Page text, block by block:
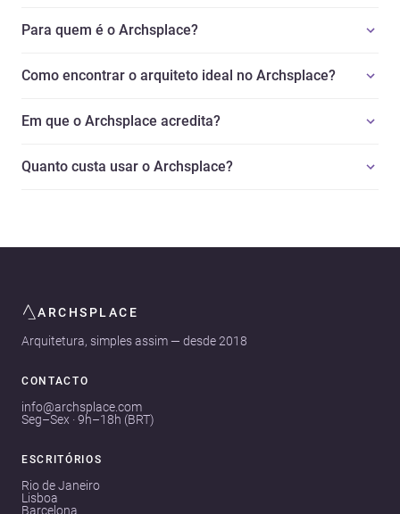
Para quem é o Archsplace?
Como encontrar o arquiteto ideal no Archsplace?
Em que o Archsplace acredita?
Quanto custa usar o Archsplace?
ARCHSPLACE
Arquitetura, simples assim — desde 2018
CONTACTO
info@archsplace.com
Seg–Sex · 9h–18h (BRT)
ESCRITÓRIOS
Rio de Janeiro
Lisboa
Barcelona